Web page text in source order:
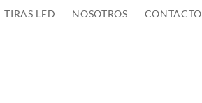
TIRAS LED NOSOTROS CONTACTO